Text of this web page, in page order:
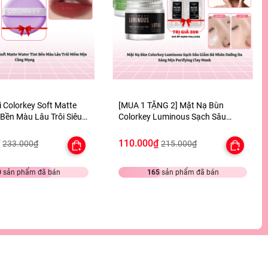
Colorkey Soft Matte
Màu Lâu Trôi Siêu
233.000₫
sản phẩm đã bán
[MUA 1 TẶNG 2] Mặt Nạ Bùn
Colorkey Luminous Sạch Sâu
Mịn Purifying Clay Mask - TẶNG
SET SAMPLE 2 GEL TẮM
110.000₫ 215.000₫
165sản phẩm đã bán